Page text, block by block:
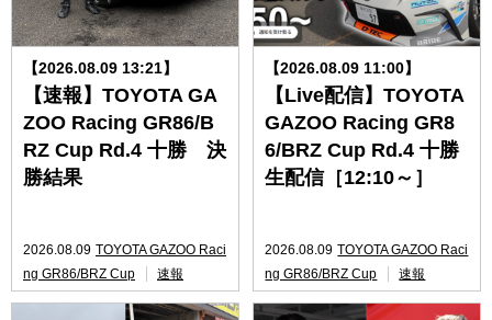
【2026.08.09 13:21】
【速報】TOYOTA GA
ZOO Racing GR86/B
RZ Cup Rd.4 十勝 決
勝結果
2026.08.09 TOYOTA GAZOO Raci
ng GR86/BRZ Cup
速報
【2026.08.09 11:00】
【Live配信】TOYOTA
GAZOO Racing GR8
6/BRZ Cup Rd.4 十勝
生配信［12:10～］
2026.08.09 TOYOTA GAZOO Raci
ng GR86/BRZ Cup
速報